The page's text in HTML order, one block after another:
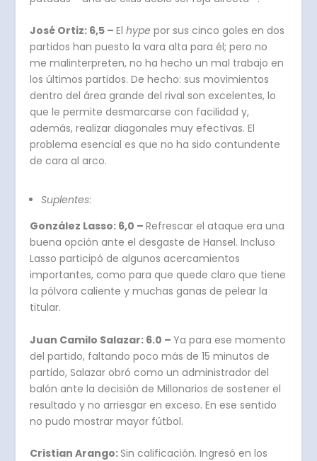
José Ortiz: 6,5 –Elhypepor sus cinco goles en dos
partidos han puesto la vara alta para él; pero no
me malinterpreten, no ha hecho un mal trabajo en
los últimos partidos. De hecho: sus movimientos
dentro del área grande del rival son excelentes, lo
que le permite desmarcarse con facilidad y,
además, realizar diagonales muy efectivas. El
problema esencial es que no ha sido contundente
de cara al arco.
Suplentes:
González Lasso: 6,0 –Refrescar el ataque era una
buena opción ante el desgaste de Hansel. Incluso
Lasso participó de algunos acercamientos
importantes, como para que quede claro que tiene
la pólvora caliente y muchas ganas de pelear la
titular.
Juan Camilo Salazar: 6.0 – Ya para ese momento
del partido, faltando poco más de 15 minutos de
partido, Salazar obró como un administrador del
balón ante la decisión de Millonarios de sostener el
resultado y no arriesgar en exceso. En ese sentido
no pudo mostrar mayor fútbol.
Cristian Arango:Sin calificación. Ingresó en los